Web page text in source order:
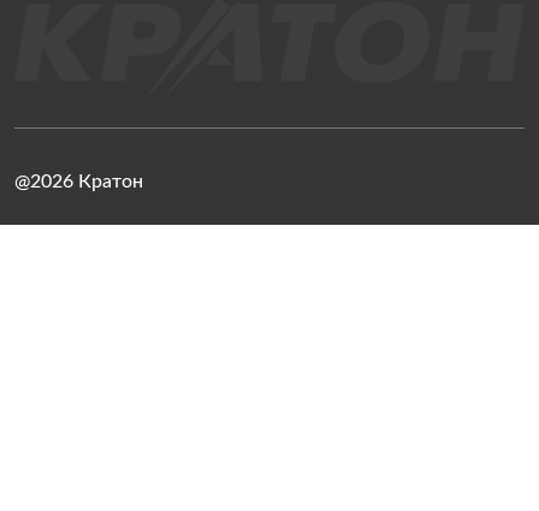
@2026 Кратон